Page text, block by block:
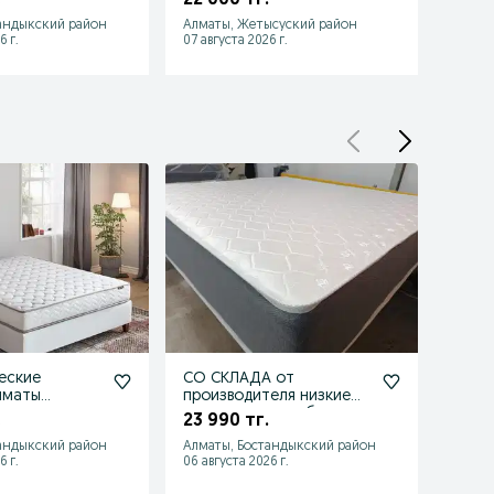
район
г.
Алматы, Жетысуский район
07 августа 2026 г.
в наличии
район
г.
СО СКЛАДА от
производителя низкие
цены матрас не бу
23 990 тг.
Алматы, Бостандыкский район
06 августа 2026 г.